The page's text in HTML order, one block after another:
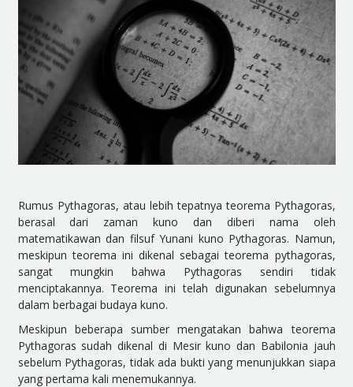
Rumus Pythagoras, atau lebih tepatnya teorema Pythagoras,
berasal dari zaman kuno dan diberi nama oleh
matematikawan dan filsuf Yunani kuno Pythagoras. Namun,
meskipun teorema ini dikenal sebagai teorema pythagoras,
sangat mungkin bahwa Pythagoras sendiri tidak
menciptakannya. Teorema ini telah digunakan sebelumnya
dalam berbagai budaya kuno.
Meskipun beberapa sumber mengatakan bahwa teorema
Pythagoras sudah dikenal di Mesir kuno dan Babilonia jauh
sebelum Pythagoras, tidak ada bukti yang menunjukkan siapa
yang pertama kali menemukannya.